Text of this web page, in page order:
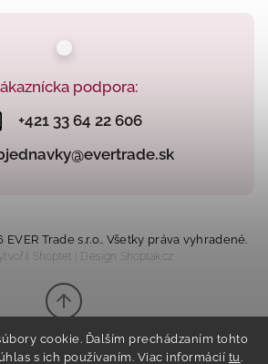
cookie. Ďalším prechádzaním tohto
s ich používaním. Viac informácií tu.
podpora:
+421 33 64 22 606
EVER Trade s.r.o.. Všetky práva vyhradené.
Shoptet | Design Shoptak.cz